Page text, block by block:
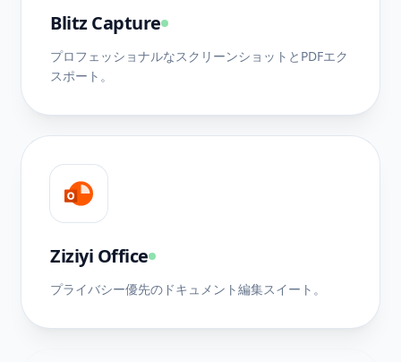
Blitz Capture
プロフェッショナルなスクリーンショットとPDFエク
スポート。
Ziziyi Office
プライバシー優先のドキュメント編集スイート。